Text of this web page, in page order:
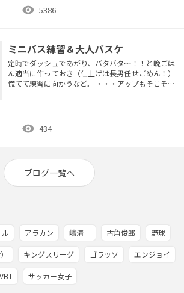
効くかなぁ。。。。 次回は練習前にきれいに底拭
いて掃除してから挑もう。 アップの練習はパワース
visibility 5386
ミニバス練習＆大人バスケ
定時でダッシュであがり、バタバタ～！！と晩ごは
ん適当に作っておき（仕上げは長男任せごめん！）
慌てて練習に向かうなど。 ・・・アップもそこそこ
い・・・・。 やったこと ・ハンドリング →帰り道
反対方向に回すと同時に後ろ歩きにする方がいいの
visibility 434
ブログ一覧へ
アラカン 嶋清一 古角俊郎 野球
キングスリーグ ゴラッソ エンジョイ
VBT サッカー女子